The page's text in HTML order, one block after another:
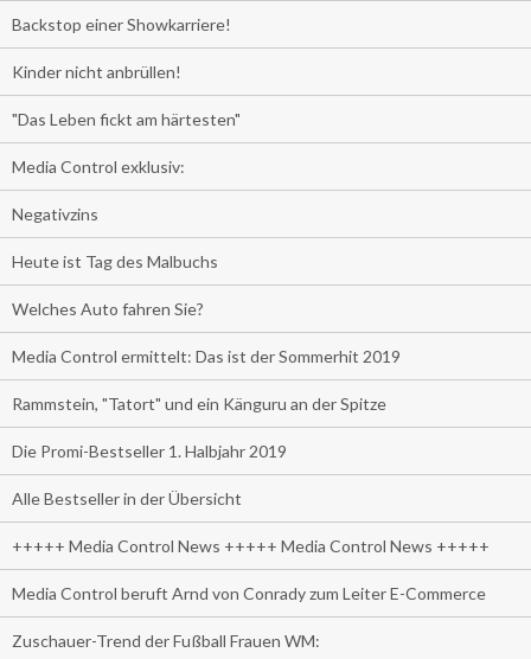
Backstop einer Showkarriere!
Kinder nicht anbrüllen!
"Das Leben fickt am härtesten"
Media Control exklusiv:
Negativzins
Heute ist Tag des Malbuchs
Welches Auto fahren Sie?
Media Control ermittelt: Das ist der Sommerhit 2019
Rammstein, "Tatort" und ein Känguru an der Spitze
Die Promi-Bestseller 1. Halbjahr 2019
Alle Bestseller in der Übersicht
+++++ Media Control News +++++ Media Control News +++++
Media Control beruft Arnd von Conrady zum Leiter E-Commerce
Zuschauer-Trend der Fußball Frauen WM: